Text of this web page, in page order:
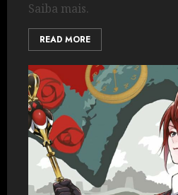
Saiba mais.
READ MORE